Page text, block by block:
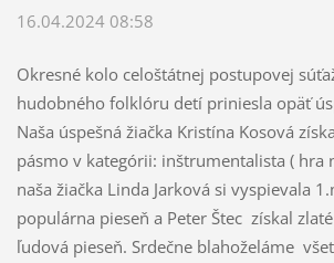
16.04.2024 08:58
Okresné kolo celoštátnej postupovej
hudobného folklóru detí priniesla opäť
Naša úspešná žiačka Kristína Kosová
pásmo v kategórii: inštrumentalista ( hra
naša žiačka Linda Jarková si vyspievala
populárna pieseň a Peter Štec získal
ľudová pieseň. Srdečne blahoželáme